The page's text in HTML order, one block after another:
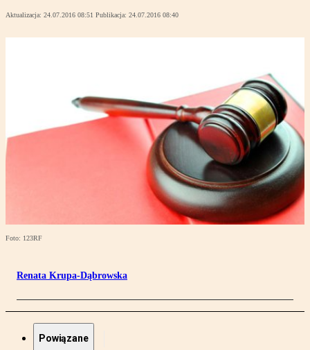
Aktualizacja: 24.07.2016 08:51 Publikacja: 24.07.2016 08:40
Foto: 123RF
Renata Krupa-Dąbrowska
Powiązane